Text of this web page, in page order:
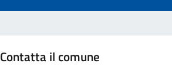
Contatta il comune